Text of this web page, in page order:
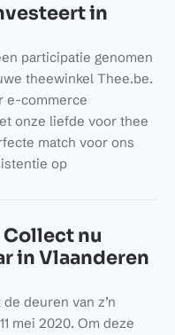
in
participatie genomen
theewinkel Thee.be.
e-commerce
onze liefde voor thee
match voor ons
op
nu
in Vlaanderen
deuren van z’n
mei 2020. Om deze